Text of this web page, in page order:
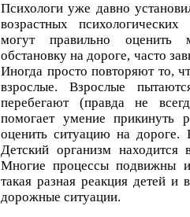
Психологи уже давно
возрастных
могут правильно оценить
обстановку на дороге, часто
Иногда просто повторяют то,
взрослые. Взрослые
перебегают (правда не
помогает умение прикинуть
оценить ситуацию на дороге.
Детский организм находится
Многие процессы подвижны
такая разная реакция детей
дорожные ситуации.